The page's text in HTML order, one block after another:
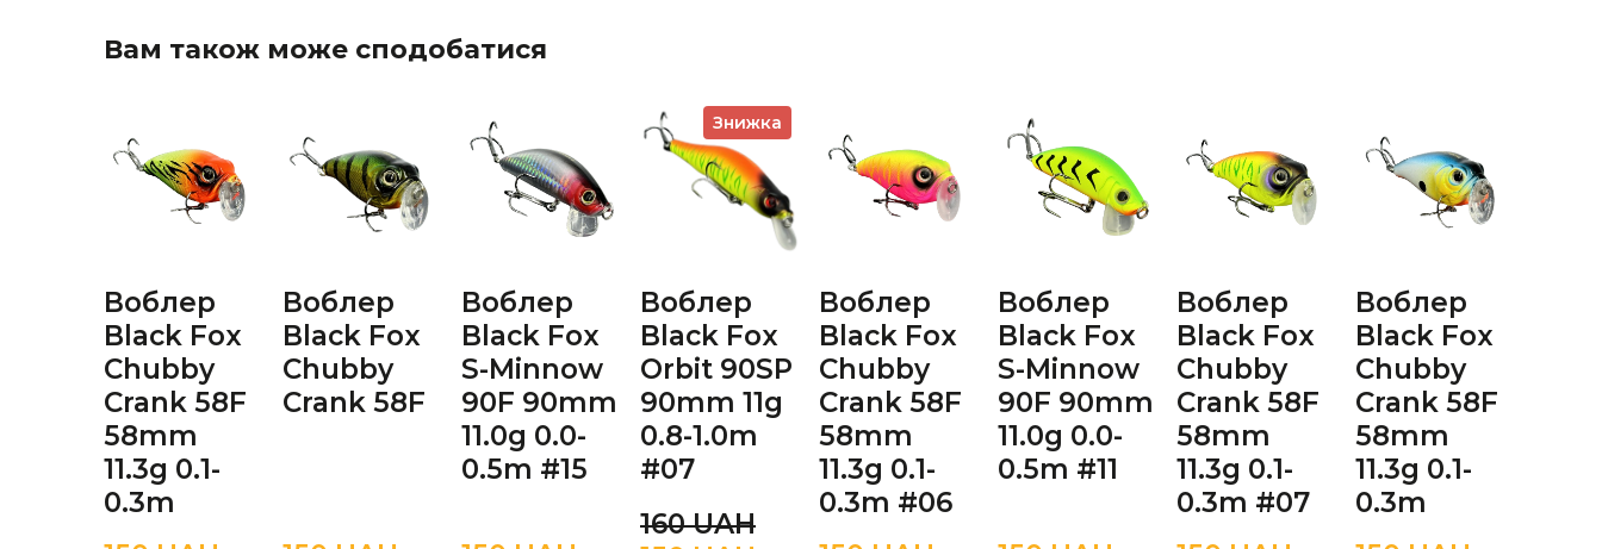
Вам також може сподобатися
Воблер
Black Fox
Chubby
Crank 58F
58mm
11.3g 0.1-
0.3m
Воблер
Black Fox
Chubby
Crank 58F
Воблер
Black Fox
S-Minnow
90F 90mm
11.0g 0.0-
0.5m #15
Знижка
Воблер
Black Fox
Orbit 90SP
90mm 11g
0.8-1.0m
#07
160 UAН
Воблер
Black Fox
Chubby
Crank 58F
58mm
11.3g 0.1-
0.3m #06
Воблер
Black Fox
S-Minnow
90F 90mm
11.0g 0.0-
0.5m #11
Воблер
Black Fox
Chubby
Crank 58F
58mm
11.3g 0.1-
0.3m #07
Воблер
Black Fox
Chubby
Crank 58F
58mm
11.3g 0.1-
0.3m